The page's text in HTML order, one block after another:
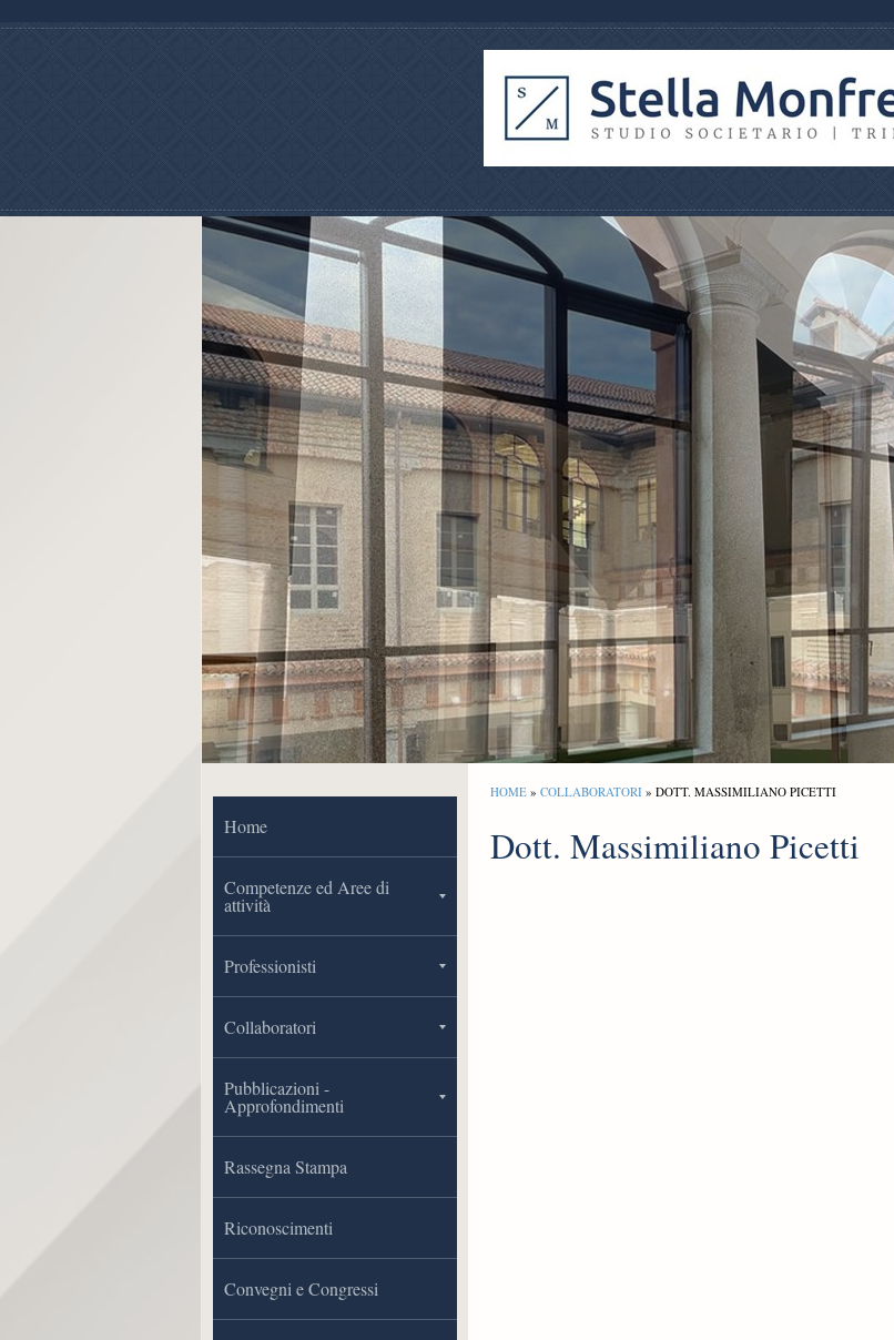
HOME » COLLABORATORI » DOTT. MASSIMILIANO PICETTI
Dott. Massimiliano Picetti
Home
Competenze ed Aree di
attività
Professionisti
Collaboratori
Pubblicazioni -
Approfondimenti
Rassegna Stampa
Riconoscimenti
Convegni e Congressi